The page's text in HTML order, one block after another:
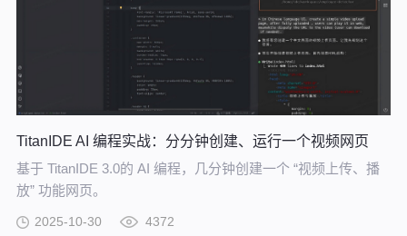
TitanIDE AI 编程实战：分分钟创建、运行一个视频网页
基于 TitanIDE 3.0的 AI 编程，几分钟创建一个 “视频上传、播
放” 功能网页。
2025-10-30 4372